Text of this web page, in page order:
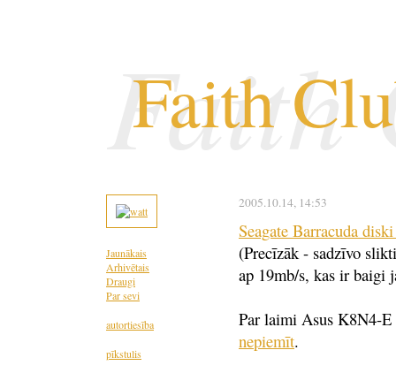
Faith
Faith
Jaunākais
Arhivētais
Draugi
Par sevi
autortiesība
pīkstulis
2005.10.14, 14:53
Seagate Barracuda
(Precīzāk - sadzīvo
ap 19mb/s, kas ir baigi
Par laimi Asus K8N4-
nepiemīt.